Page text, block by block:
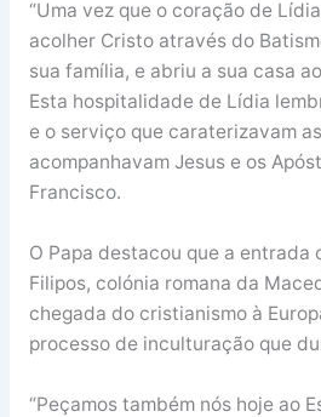
“Uma vez que o coração de
acolher Cristo através do
sua família, e abriu a sua casa
Esta hospitalidade de Lídia
e o serviço que caraterizavam
acompanhavam Jesus e os
Francisco.
O Papa destacou que a entrada
Filipos, colónia romana da
chegada do cristianismo à
processo de inculturação que
“Peçamos também nós hoje ao